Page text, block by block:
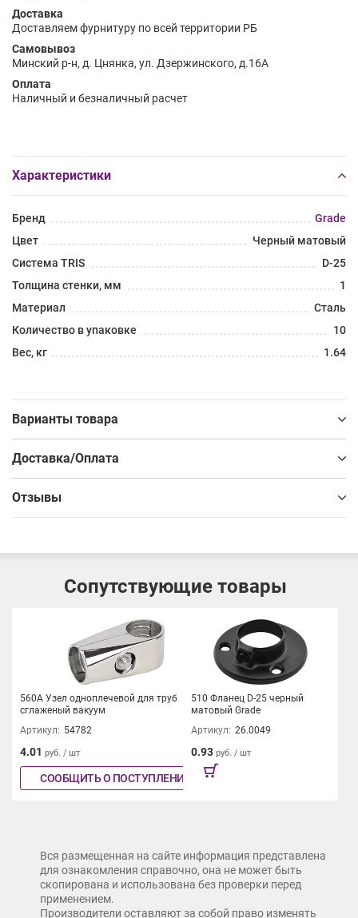
Доставка
Доставляем фурнитуру по всей территории РБ
Самовывоз
Минский р-н, д. Цнянка, ул. Дзержинского, д.16А
Оплата
Наличный и безналичный расчет
Характеристики
Бренд
Grade
Цвет
Черный матовый
Система TRIS
D-25
Толщина стенки, мм
1
Материал
Сталь
Количество в упаковке
10
Вес, кг
1.64
Варианты товара
Доставка/Оплата
Отзывы
Сопутствующие товары
560А Узел одноплечевой для труб
сглаженый вакуум
Артикул: 54782
4.01 руб. / шт
СООБЩИТЬ О ПОСТУПЛЕНИИ
510 Фланец D-25 черный
матовый Grade
Артикул: 26.0049
0.93 руб. / шт
Вся размещенная на сайте информация представлена
для ознакомления справочно, она не может быть
скопирована и использована без проверки перед
применением.
Производители оставляют за собой право изменять